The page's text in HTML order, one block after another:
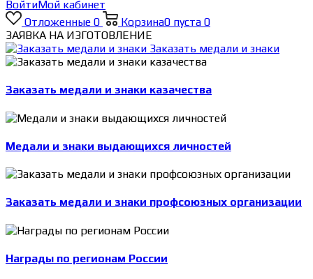
ВойтиМой кабинет
Отложенные 0 Корзина0 пуста 0
ЗАЯВКА НА ИЗГОТОВЛЕНИЕ
Заказать медали и знаки
Заказать медали и знаки казачества
Медали и знаки выдающихся личностей
Заказать медали и знаки профсоюзных организации
Награды по регионам России